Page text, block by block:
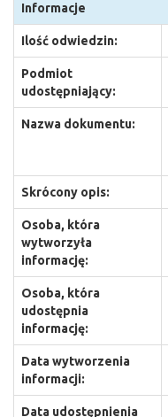
Informacje
Ilość odwiedzin:
Podmiot
udostępniający:
Nazwa dokumentu:
Skrócony opis:
Osoba, która
wytworzyła
informację:
Osoba, która
udostępnia
informację:
Data wytworzenia
informacji:
Data udostępnienia